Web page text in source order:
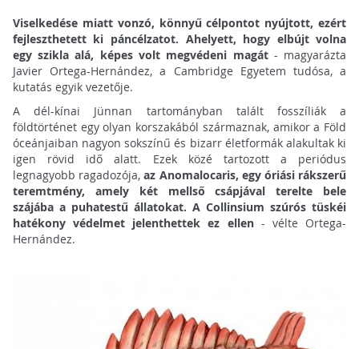
Viselkedése miatt vonzó, könnyű célpontot nyújtott, ezért
fejleszthetett ki páncélzatot. Ahelyett, hogy elbújt volna
egy szikla alá, képes volt megvédeni magát- magyarázta
Javier Ortega-Hernández, a Cambridge Egyetem tudósa, a
kutatás egyik vezetője.
A dél-kínai Jünnan tartományban talált fosszíliák a
földtörténet egy olyan korszakából származnak, amikor a Föld
óceánjaiban nagyon sokszínű és bizarr életformák alakultak ki
igen rövid idő alatt. Ezek közé tartozott a periódus
legnagyobb ragadozója,az Anomalocaris, egy óriási rákszerű
teremtmény, amely két mellső csápjával terelte bele
szájába a puhatestű állatokat. A Collinsium szúrós tüskéi
hatékony védelmet jelenthettek ez ellen- vélte Ortega-
Hernández.